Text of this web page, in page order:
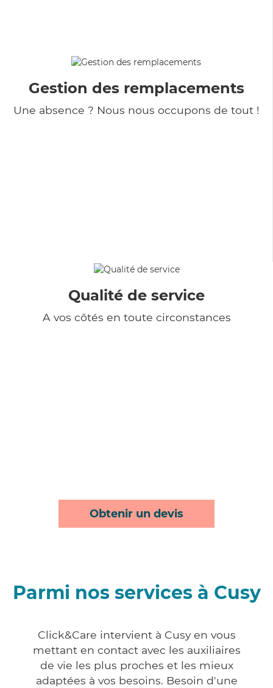
Gestion des remplacements
Une absence ? Nous nous occupons de tout !
Qualité de service
A vos côtés en toute circonstances
Obtenir un devis
Parmi nos services à Cusy
Click&Care intervient à Cusy en vous
mettant en contact avec les auxiliaires
de vie les plus proches et les mieux
adaptées à vos besoins. Besoin d'une